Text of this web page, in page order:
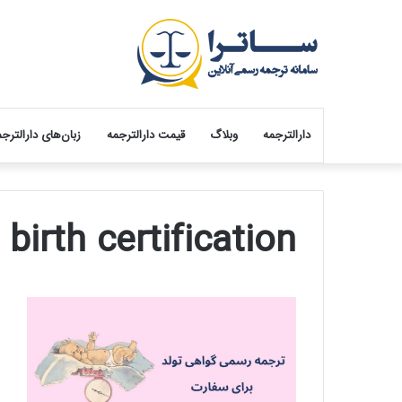
دارالترجمه وبلاگ قیمت دارالترجمه زبان‌های
birth certification